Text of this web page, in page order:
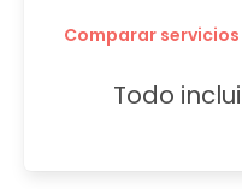
Comparar
Todo